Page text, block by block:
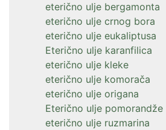
eterično ulje bergamonta
eterično ulje crnog bora
eterično ulje eukaliptusa
Eterično ulje karanfilica
eterično ulje kleke
eterično ulje komorača
eterično ulje origana
Eterično ulje pomorandže
eterično ulje ruzmarina